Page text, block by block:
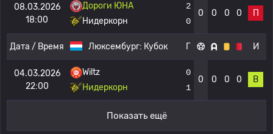
08.03.2026
18:00
Дороги ЮНА
Нидеркорн
2
0
0 0 0 0 П
Дата / Время Люксембург: Кубок Г И
04.03.2026
22:00
Wiltz
Нидеркорн
0
1
0 0 0 0 В
Показать ещё